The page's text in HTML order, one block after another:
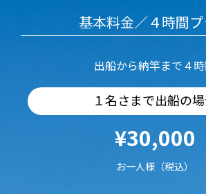
基本料金／４時間
出船から納竿まで４
１名さまで出船の
¥30,000
お一人様（税込）